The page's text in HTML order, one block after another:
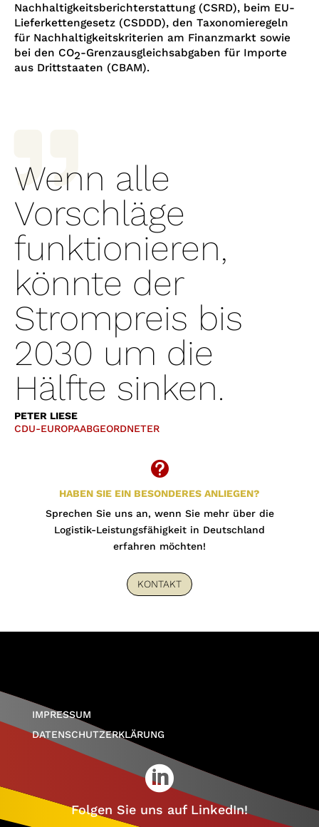
Nachhaltigkeitsberichterstattung (CSRD), beim EU-
Lieferkettengesetz (CSDDD), den Taxonomieregeln
für Nachhaltigkeitskriterien am Finanzmarkt sowie
bei den CO2-Grenzausgleichsabgaben für Importe
aus Drittstaaten (CBAM).

Wenn alle
Vorschläge
funktionieren,
könnte der
Strompreis bis
2030 um die
Hälfte sinken.
PETER LIESE
CDU-EUROPAABGEORDNETER

HABEN SIE EIN BESONDERES ANLIEGEN?
Sprechen Sie uns an, wenn Sie mehr über die
Logistik-Leistungsfähigkeit in Deutschland
erfahren möchten!
KONTAKT
IMPRESSUM
DATENSCHUTZERKLÄRUNG

Folgen Sie uns auf LinkedIn!